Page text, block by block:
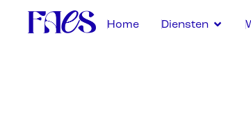
Home Diensten